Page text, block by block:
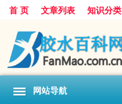
首 页 文章列表 知识分类
网站导航